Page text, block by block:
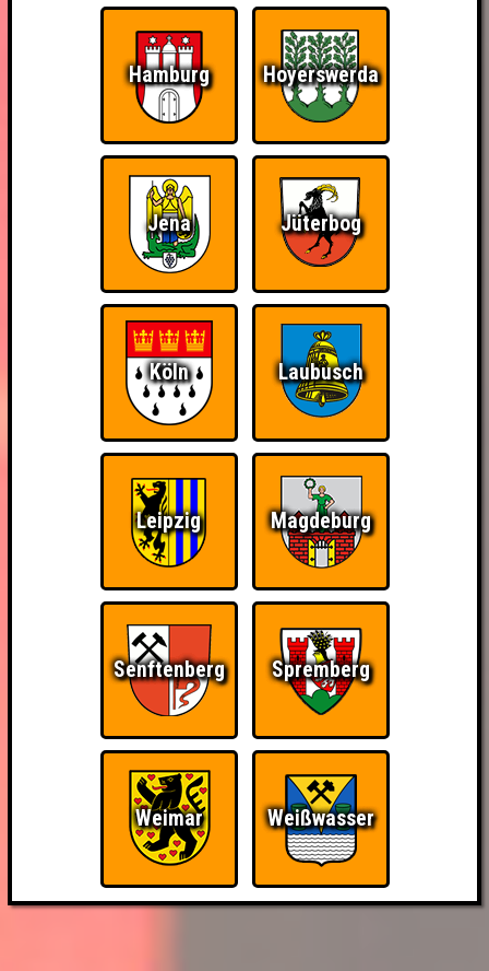
Hamburg Hoyerswerda
Jena Jüterbog
Köln Laubusch
Leipzig Magdeburg
Senftenberg Spremberg
Weimar Weißwasser